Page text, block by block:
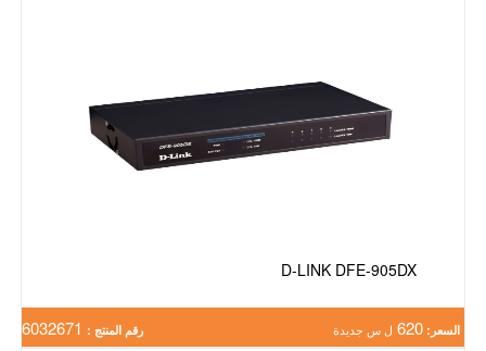
D-LINK DFE-905DX
السعر: 620 ل س جديدة رقم المنتج :